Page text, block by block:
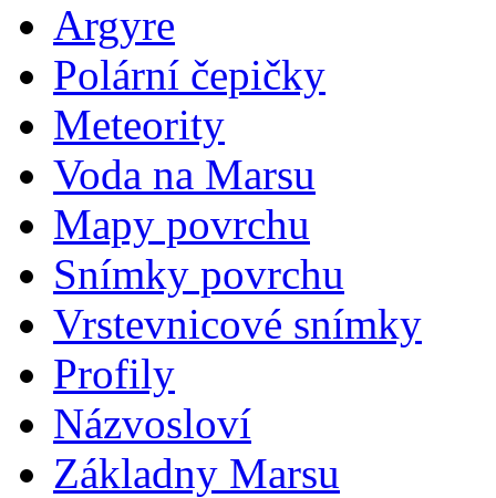
Argyre
Polární čepičky
Meteority
Voda na Marsu
Mapy povrchu
Snímky povrchu
Vrstevnicové snímky
Profily
Názvosloví
Základny Marsu